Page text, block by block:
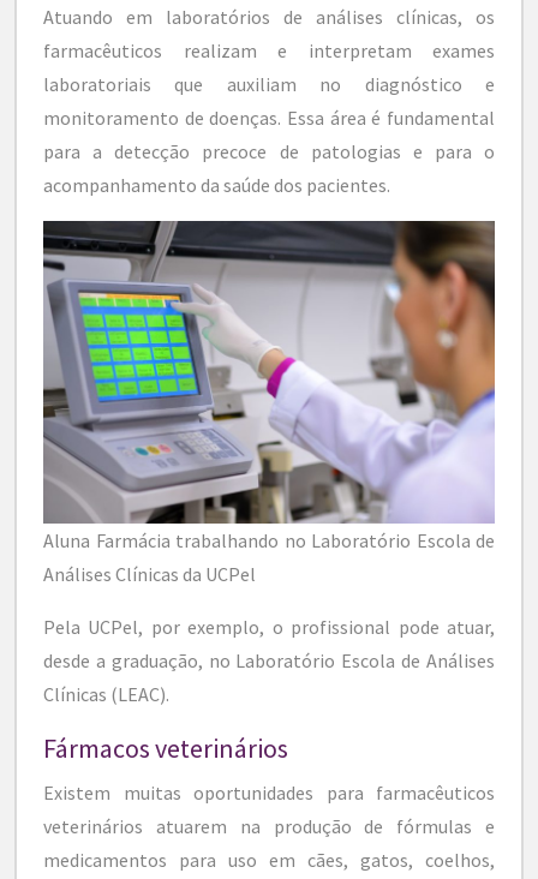
Atuando em laboratórios de análises clínicas, os
farmacêuticos realizam e interpretam exames
laboratoriais que auxiliam no diagnóstico e
monitoramento de doenças. Essa área é fundamental
para a detecção precoce de patologias e para o
acompanhamento da saúde dos pacientes.
Aluna Farmácia trabalhando no Laboratório Escola de
Análises Clínicas da UCPel
Pela UCPel, por exemplo, o profissional pode atuar,
desde a graduação, no Laboratório Escola de Análises
Clínicas (LEAC).
Fármacos veterinários
Existem muitas oportunidades para farmacêuticos
veterinários atuarem na produção de fórmulas e
medicamentos para uso em cães, gatos, coelhos,